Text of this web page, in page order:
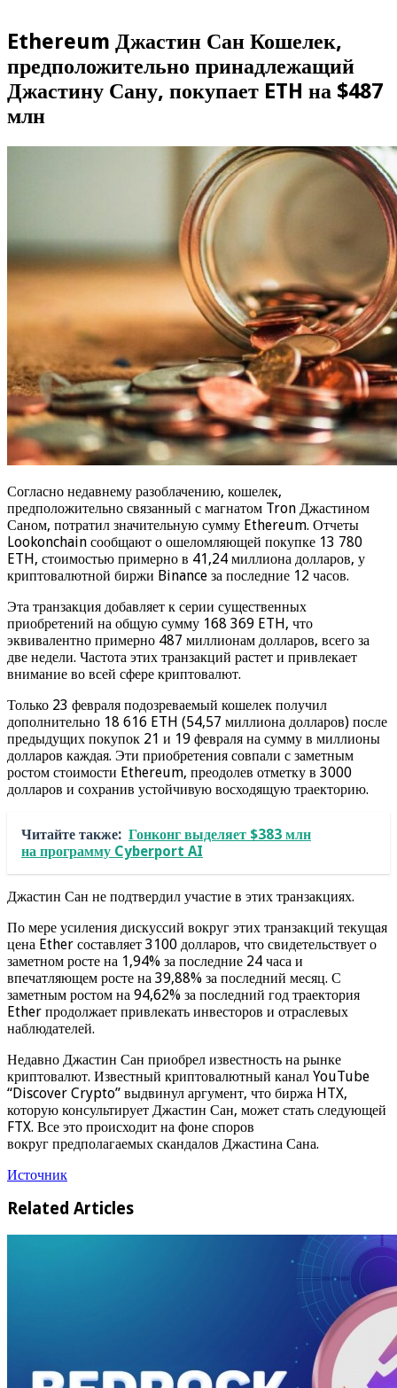
Ethereum Джастин Сан Кошелек,
предположительно принадлежащий
Джастину Сану, покупает ETH на $487
млн
Согласно недавнему разоблачению, кошелек,
предположительно связанный с магнатом Tron Джастином
Саном, потратил значительную сумму Ethereum. Отчеты
Lookonchain сообщают о ошеломляющей покупке 13 780
ETH, стоимостью примерно в 41,24 миллиона долларов, у
криптовалютной биржи Binance за последние 12 часов.
Эта транзакция добавляет к серии существенных
приобретений на общую сумму 168 369 ETH, что
эквивалентно примерно 487 миллионам долларов, всего за
две недели. Частота этих транзакций растет и привлекает
внимание во всей сфере криптовалют.
Только 23 февраля подозреваемый кошелек получил
дополнительно 18 616 ETH (54,57 миллиона долларов) после
предыдущих покупок 21 и 19 февраля на сумму в миллионы
долларов каждая. Эти приобретения совпали с заметным
ростом стоимости Ethereum, преодолев отметку в 3000
долларов и сохранив устойчивую восходящую траекторию.
Читайте также: Гонконг выделяет $383 млн
на программу Cyberport AI
Джастин Сан не подтвердил участие в этих транзакциях.
По мере усиления дискуссий вокруг этих транзакций текущая
цена Ether составляет 3100 долларов, что свидетельствует о
заметном росте на 1,94% за последние 24 часа и
впечатляющем росте на 39,88% за последний месяц. С
заметным ростом на 94,62% за последний год траектория
Ether продолжает привлекать инвесторов и отраслевых
наблюдателей.
Недавно Джастин Сан приобрел известность на рынке
криптовалют. Известный криптовалютный канал YouTube
“Discover Crypto” выдвинул аргумент, что биржа HTX,
которую консультирует Джастин Сан, может стать следующей
FTX. Все это происходит на фоне споров
вокруг предполагаемых скандалов Джастина Сана.
Источник
Related Articles